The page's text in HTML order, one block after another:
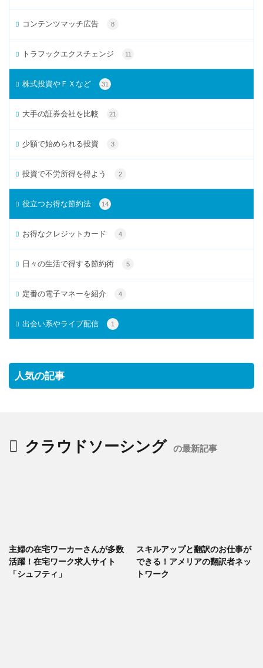
コンテンツマッチ広告 8
トラフックエクスチェンジ 11
株式投資やＦＸなど 31
大手の証券会社を比較 21
少額で始められる投資 3
投資で不労所得を得よう 2
役立つお得な節約法 14
お得なクレジットカード 4
日々の生活で得する節約術 5
定番の電子マネーを紹介 4
出会い系やライブ配信 1
人気の記事
クラウドソーシング の最新記事
主婦の在宅ワーカーさんが多数
活躍！在宅ワーク求人サイト
「シュフティ」
スキルアップと翻訳のお仕事が
できる！アメリアの翻訳者ネッ
トワーク